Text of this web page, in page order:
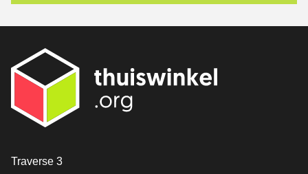
[_General:Contact]
Traverse 3